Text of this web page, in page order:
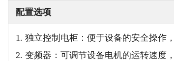
配置选项
1. 独立控制电柜：便于设备的安全操作
2. 变频器：可调节设备电机的运转速度